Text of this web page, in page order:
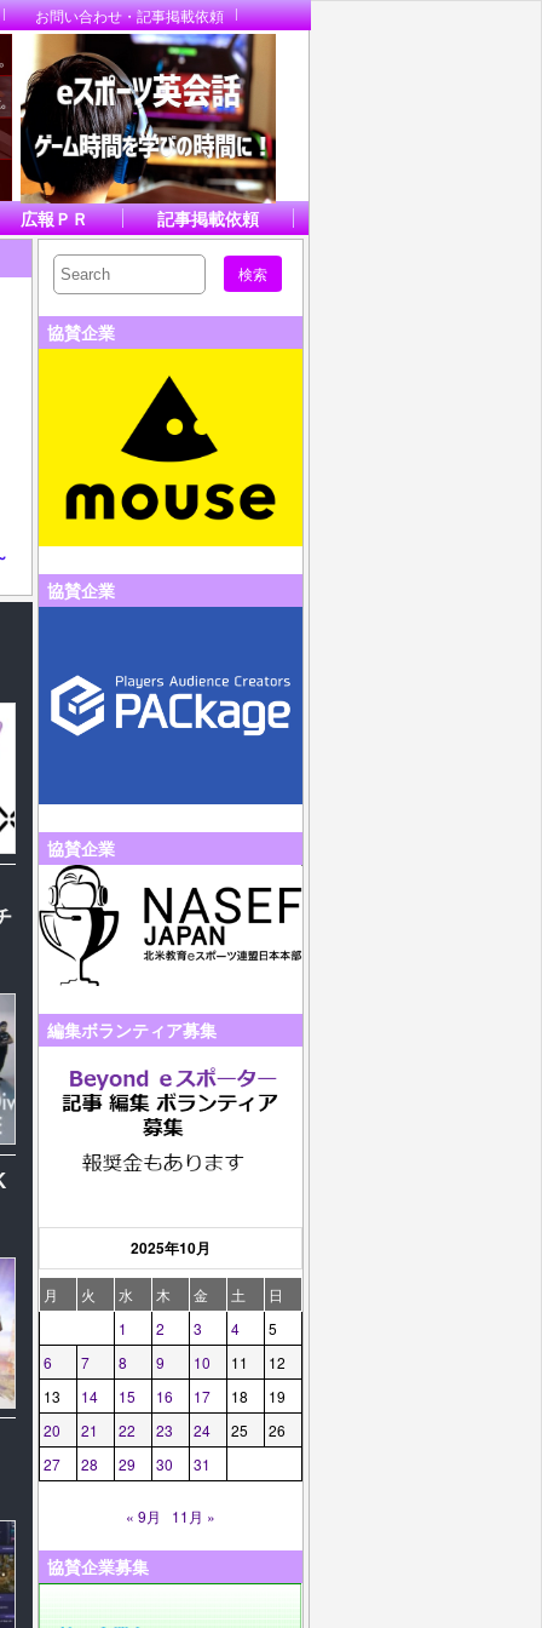
お問い合わせ・記事掲載依頼
広報ＰＲ 記事掲載依頼
協賛企業
協賛企業
協賛企業
編集ボランティア募集
2025年10月
月 火 水 木 金 土
日
1
2 3 4
5
6
7 8 9 10 11
12
13
14 15 16 17 18
19
20
21 22 23 24 25
26
27
28 29 30 31
« 9月 11月 »
協賛企業募集